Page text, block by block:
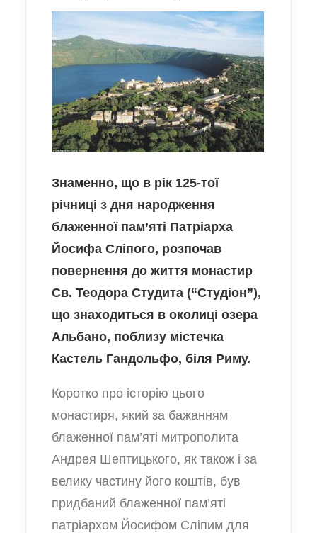
Знаменно, що в рік 125-тої
річниці з дня народження
блаженної пам’яті Патріарха
Йосифа Сліпого, розпочав
повернення до життя монастир
Св. Теодора Студита (“Студіон”),
що знаходиться в околиці озера
Альбано, поблизу містечка
Кастель Гандольфо, біля Риму.
Коротко про історію цього
монастиря, який за бажанням
блаженної пам’яті митрополита
Андрея Шептицького, як також і за
велику частину його коштів, був
придбаний блаженної пам’яті
патріархом Йосифом Сліпим для